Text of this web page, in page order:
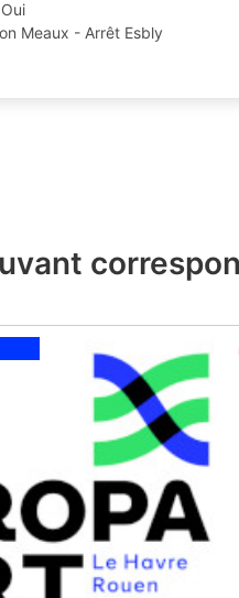
Oui
Depuis la Gare de l'Est - Direction Meaux - Arrêt Esbly